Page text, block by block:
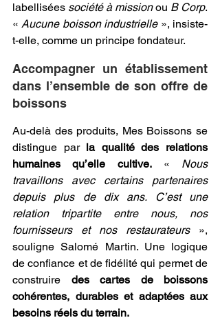
labellisées société à mission ou B Corp.
« Aucune boisson industrielle », insiste-
t-elle, comme un principe fondateur.
Accompagner un établissement
dans l’ensemble de son offre de
boissons
Au-delà des produits, Mes Boissons se
distingue par la qualité des relations
humaines qu’elle cultive. « Nous
travaillons avec certains partenaires
depuis plus de dix ans. C’est une
relation tripartite entre nous, nos
fournisseurs et nos restaurateurs »,
souligne Salomé Martin. Une logique
de confiance et de fidélité qui permet de
construire des cartes de boissons
cohérentes, durables et adaptées aux
besoins réels du terrain.